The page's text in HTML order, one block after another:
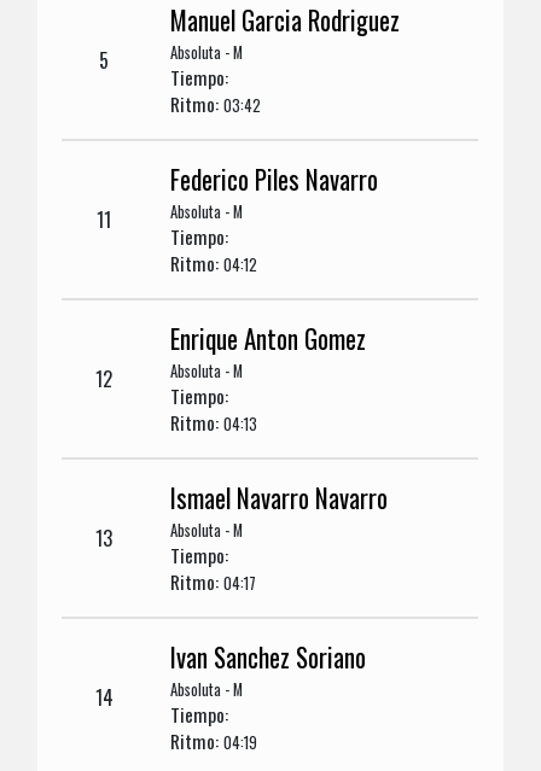
5
Manuel Garcia Rodriguez
Absoluta - M
Tiempo:
Ritmo:03:42
11
Federico Piles Navarro
Absoluta - M
Tiempo:
Ritmo:04:12
12
Enrique Anton Gomez
Absoluta - M
Tiempo:
Ritmo:04:13
13
Ismael Navarro Navarro
Absoluta - M
Tiempo:
Ritmo:04:17
14
Ivan Sanchez Soriano
Absoluta - M
Tiempo:
Ritmo:04:19